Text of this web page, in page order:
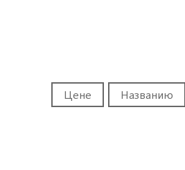
Цене
Названию